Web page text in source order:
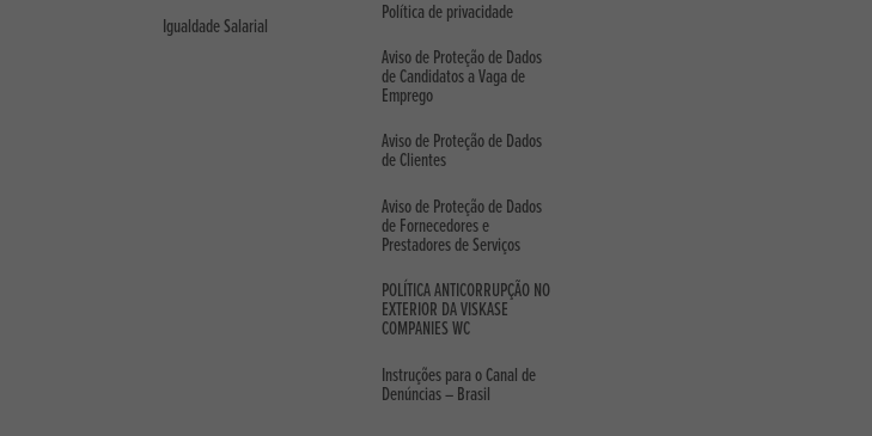
Igualdade Salarial
Política de privacidade
Aviso de Proteção de Dados
de Candidatos a Vaga de
Emprego
Aviso de Proteção de Dados
de Clientes
Aviso de Proteção de Dados
de Fornecedores e
Prestadores de Serviços
POLÍTICA ANTICORRUPÇÃO NO
EXTERIOR DA VISKASE
COMPANIES WC
Instruções para o Canal de
Denúncias – Brasil